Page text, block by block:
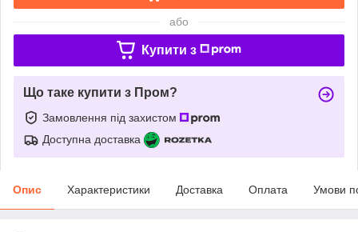
або
Купити з
Що таке купити з Пром?
Замовлення під захистом
Доступна доставка
Опис Характеристики Доставка Оплата Умови